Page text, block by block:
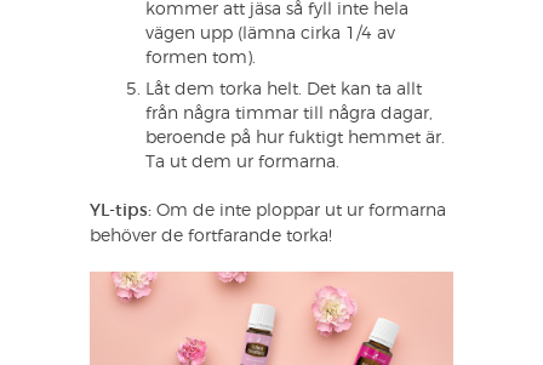
kommer att jäsa så fyll inte hela
vägen upp (lämna cirka 1/4 av
formen tom).
Låt dem torka helt. Det kan ta allt
från några timmar till några dagar,
beroende på hur fuktigt hemmet är.
Ta ut dem ur formarna.
YL-tips: Om de inte ploppar ut ur formarna
behöver de fortfarande torka!